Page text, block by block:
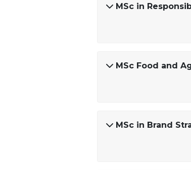
MSc in
MSc Food and
MSc in Brand